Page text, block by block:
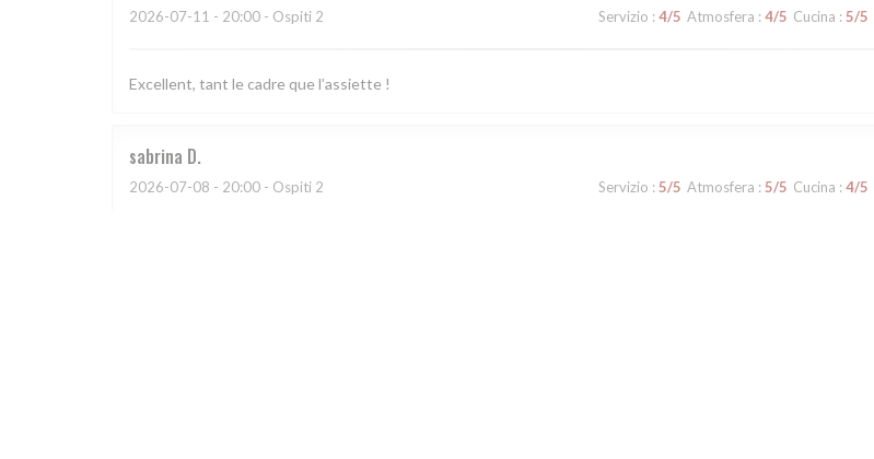
2026-07-11 - 20:00 - Ospiti 2 Servizio : 4/5 Atmosfera : 4/5 Cucina : 5/5
Excellent, tant le cadre que l’assiette !
sabrina D
2026-07-08 - 20:00 - Ospiti 2 Servizio : 5/5 Atmosfera : 5/5 Cucina : 4/5